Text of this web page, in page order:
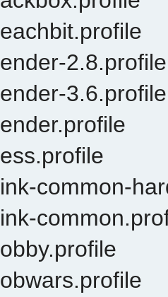
2.8.profile
3.6.profile
common-